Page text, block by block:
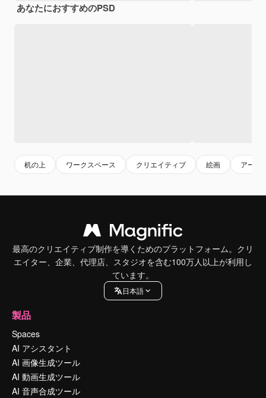
あなたにおすすめのPSD
机の上 ワークスペース クリエイティブ 絵画 アート
最高のクリエイティブ制作を導くためのプラットフォーム。クリ
エイター、企業、代理店、スタジオを含む100万人以上が利用し
ています。
日本語
製品
Spaces
AI アシスタント
AI 画像生成ツール
AI 動画生成ツール
AI 音声合成ツール